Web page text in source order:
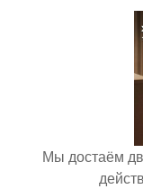
Мы достаём